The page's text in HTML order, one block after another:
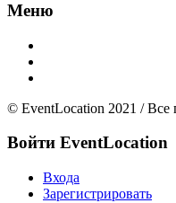
Меню
© EventLocation 2021 / Все
Войти EventLocation
Входа
Зарегистрировать